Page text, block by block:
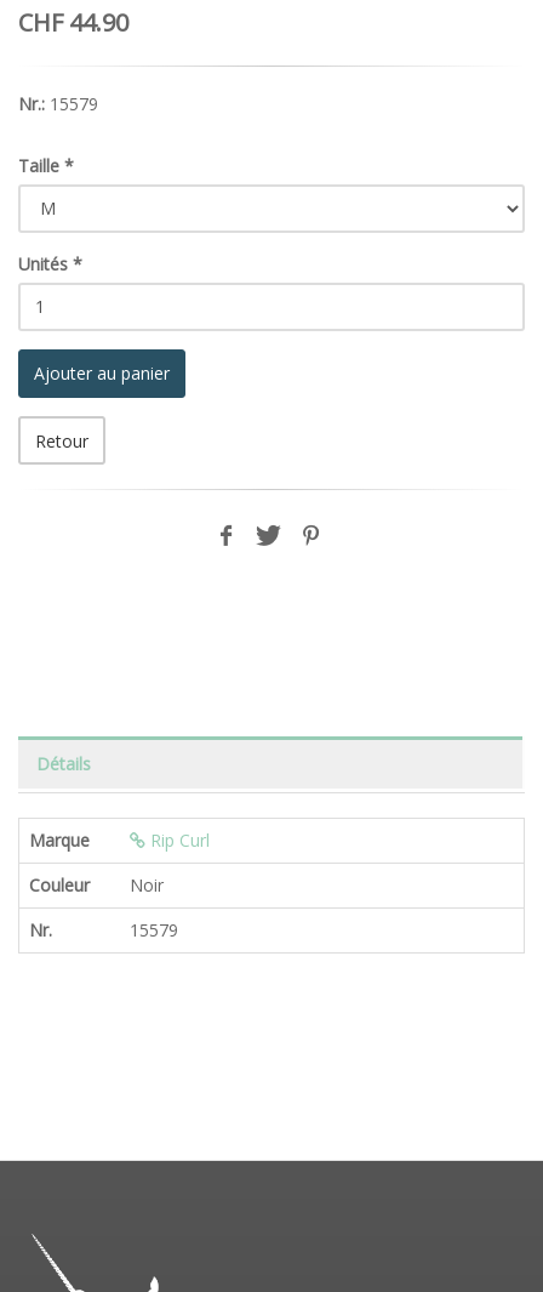
CHF 44.90
Nr.: 15579
Taille *
Unités *
Ajouter au panier
Retour
Détails
Marque
Rip Curl
Couleur
Noir
Nr.
15579